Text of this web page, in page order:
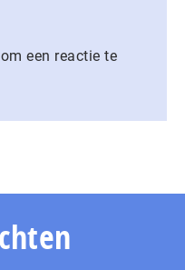
om een reactie te